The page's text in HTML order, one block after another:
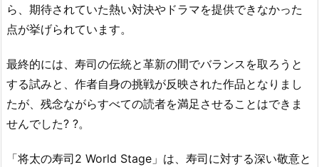
ら、期待されていた熱い対決やドラマを提供できなかった
点が挙げられています。
最終的には、寿司の伝統と革新の間でバランスを取ろうと
する試みと、作者自身の挑戦が反映された作品となりまし
たが、残念ながらすべての読者を満足させることはできま
せんでした? ?。
「将太の寿司2 World Stage」は、寿司に対する深い敬意と